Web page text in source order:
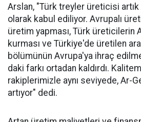
Arslan, "Türk treyler üreticisi
ola­rak kabul ediliyor. Avrupalı
üre­tim yapması, Türk üreticilerin
kurması ve Türkiye'de üreti­len
bölümünün Avru­pa'ya ihraç
daki farkı ortadan kaldırdı.
ra­kiplerimizle aynı seviyede, Ar-Ge
ar­tıyor" dedi.